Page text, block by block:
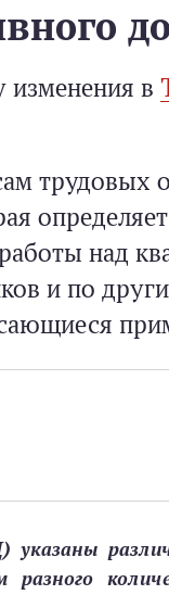
изменения в
трудовых
над
и по
разного